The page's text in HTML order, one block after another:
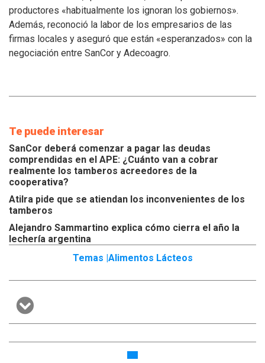
inconvenientes
de
los
tamberos
productores «habitualmente los ignoran los gobiernos».
Además, reconoció la labor de los empresarios de las
firmas locales y aseguró que están «esperanzados» con la
negociación entre SanCor y Adecoagro.
Te puede interesar
SanCor deberá comenzar a pagar las deudas
comprendidas en el APE: ¿Cuánto van a cobrar
realmente los tamberos acreedores de la
cooperativa?
Atilra pide que se atiendan los inconvenientes de los
tamberos
Alejandro Sammartino explica cómo cierra el año la
lechería argentina
Temas | Alimentos Lácteos